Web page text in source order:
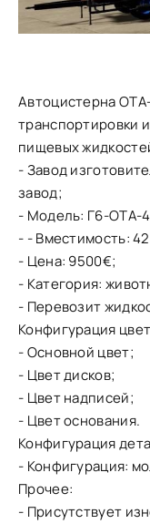
Автоцистерна
транспортировки
пищевых
- Завод
завод;
- Модель: Г6-ОТА-
- - Вместимость:
- Цена: 9500€;
- Категория:
- Перевозит
Конфигурация
- Основной цвет;
- Цвет дисков;
- Цвет надписей;
- Цвет основания.
Конфигурация
- Конфигурация:
Прочее:
- Присутствует